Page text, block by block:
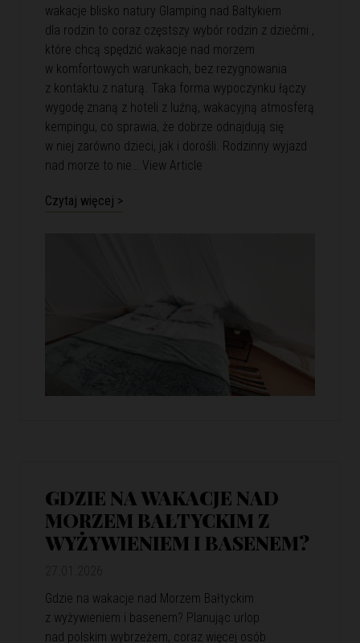
wakacje blisko natury Glamping nad Baltykiem
dla rodzin to coraz częstszy wybór rodzin z dziećmi ,
które chcą spędzić wakacje nad morzem
w komfortowych warunkach, bez rezygnowania
z kontaktu z naturą. Taka forma wypoczynku łączy
wygodę znaną z hoteli z luźną, wakacyjną atmosferą
kempingu, co sprawia, że dobrze odnajdują się
w niej zarówno dzieci, jak i dorośli. Rodzinny wyjazd
nad morze to nie… View Article
Czytaj więcej >
GDZIE NA WAKACJE NAD
MORZEM BAŁTYCKIM Z
WYŻYWIENIEM I BASENEM?
Gdzie na wakacje nad Morzem Bałtyckim
z wyżywieniem i basenem? Planując urlop
nad polskim wybrzeżem, coraz więcej osób